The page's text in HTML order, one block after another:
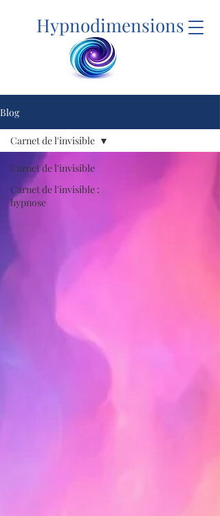
Hypnodimensions
Blog
Carnet de l'invisible
Carnet de l'invisible :
hypnose
Carnet de l'invisible